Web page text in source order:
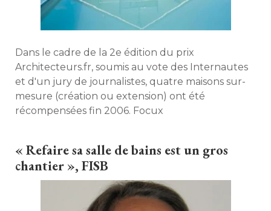
Dans le cadre de la 2e édition du prix
Architecteurs.fr, soumis au vote des Internautes
et d'un jury de journalistes, quatre maisons sur-
mesure (création ou extension) ont été
récompensées fin 2006. Focux
« Refaire sa salle de bains est un gros
chantier », FISB